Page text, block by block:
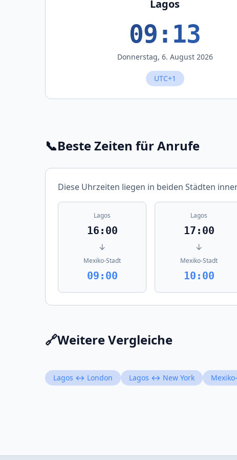
Lagos
09:13
Donnerstag, 6. August 2026
UTC+1
📞Beste Zeiten für Anrufe
Diese Uhrzeiten liegen in beiden Städten
Lagos
16:00
↓
Mexiko-Stadt
09:00
Lagos
17:00
↓
Mexiko-Stadt
10:00
🔗Weitere Vergleiche
Lagos ↔ London Lagos ↔ New York